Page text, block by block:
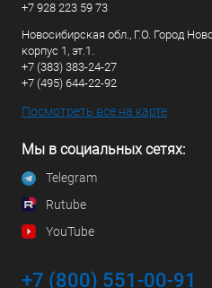
+7 928 223 59 73
Новосибирская обл., Г.О. Город
корпус 1, эт.1.
+7 (383) 383-24-27
+7 (495) 644-22-92
Посмотреть все на карте
Мы в социальных сетях:
Telegram
Rutube
YouTube
+7 (800) 551-00-91